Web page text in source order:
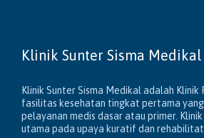
Klinik Sunter Sisma Medikal
Klinik Sunter Sisma Medikal adalah
fasilitas kesehatan tingkat pertama
pelayanan medis dasar atau primer.
utama pada upaya kuratif dan